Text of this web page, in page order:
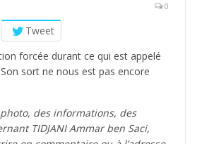
0
Tweet
forcée durant ce qui est appelé
Son sort ne nous est pas encore
des informations, des
TIDJANI Ammar ben Saci,